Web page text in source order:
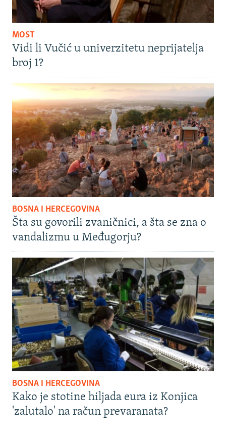
MOST
Vidi li Vučić u univerzitetu neprijatelja
broj 1?
BOSNA I HERCEGOVINA
Šta su govorili zvaničnici, a šta se zna o
vandalizmu u Međugorju?
BOSNA I HERCEGOVINA
Kako je stotine hiljada eura iz Konjica
'zalutalo' na račun prevaranata?